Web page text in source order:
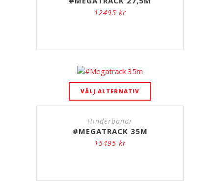
12495 kr
VÄLJ ALTERNATIV
Hinderbanor
#MEGATRACK 35M
15495 kr